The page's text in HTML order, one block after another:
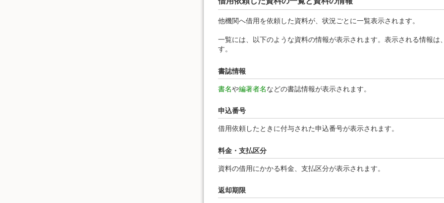
他機関へ借用を依頼した資料が、状況ごとに一覧表示されます。
一覧には、以下のような資料の情報が表示されます。表示される情報
す。
書誌情報
書名や編著者名などの書誌情報が表示されます。
申込番号
借用依頼したときに付与された申込番号が表示されます。
料金・支払区分
資料の借用にかかる料金、支払区分が表示されます。
返却期限